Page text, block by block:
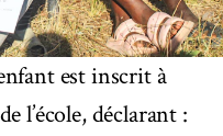
est inscrit à
l’école, déclarant :